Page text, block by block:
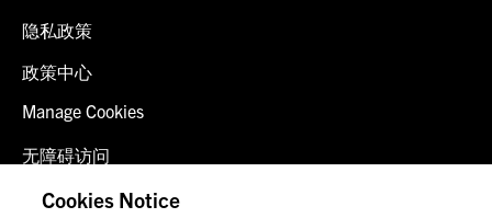
隐私政策
政策中心
Manage Cookies
无障碍访问
客户登录
Cookies Notice